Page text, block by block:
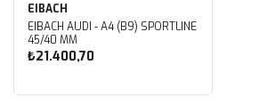
EIBACH
EIBACH AUDI - A4 (B9) SPORTLINE
45/40 MM
₺21.400,70